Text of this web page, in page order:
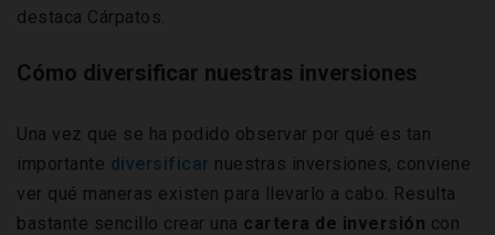
destaca Cárpatos.
Cómo diversificar nuestras inversiones
Una vez que se ha podido observar por qué es tan
importante diversificar nuestras inversiones, conviene
ver qué maneras existen para llevarlo a cabo. Resulta
bastante sencillo crear una cartera de inversión con